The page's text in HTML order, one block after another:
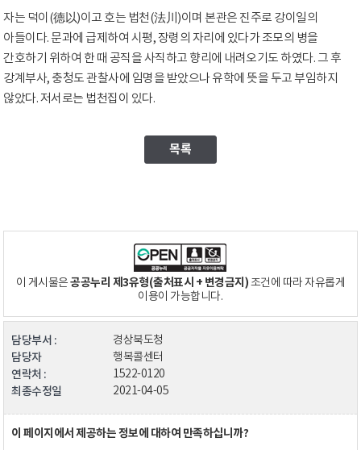
자는 덕이(德以)이고 호는 법천(法川)이며 본관은 진주로 강이일의
아들이다. 문과에 급제하여 시평, 장령의 자리에 있다가 조모의 병을
간호하기 위하여 한 때 공직을 사직하고 향리에 내려오기도 하였다. 그 후
강계부사, 충청도 관찰사에 임명을 받았으나 유학에 뜻을 두고 부임하지
않았다. 저서로는 법천집이 있다.
목록
이 게시물은공공누리 제3유형(출처표시 + 변경금지)조건에 따라 자유롭게
이용이 가능합니다.
담당부서 : 경상북도청
담당자 행복콜센터
연락처 : 1522-0120
최종수정일 2021-04-05
이 페이지에서 제공하는 정보에 대하여 만족하십니까?